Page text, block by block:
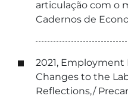
articulação com o
Cadernos de
2021, Employment
Changes to the
Reflections,/